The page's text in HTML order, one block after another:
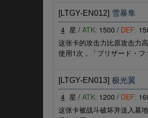
[LTGY-EN012] 雪暴隼
4 星 / ATK: 1500 / DEF:
这张卡的攻击力比原攻击力
使用1次，「ブリザード・フ
[LTGY-EN013] 极光翼
4 星 / ATK: 1200 / DEF:
这张卡被战斗破坏并送入墓